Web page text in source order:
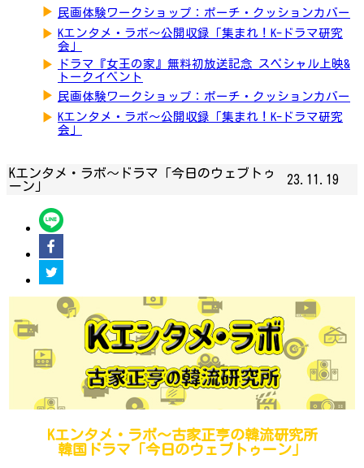
▶ 民画体験ワークショップ：ポーチ・クッションカバー
▶ Kエンタメ・ラボ～公開収録「集まれ！K-ドラマ研究
会」
▶
ドラマ『女王の家』無料初放送記念 スペシャル上映&
トークイベント
▶ 民画体験ワークショップ：ポーチ・クッションカバー
▶ Kエンタメ・ラボ～公開収録「集まれ！K-ドラマ研究
会」
Kエンタメ・ラボ～ドラマ「今日のウェブトゥ
ーン」
23.11.19
Kエンタメ・ラボ～古家正亨の韓流研究所
韓国ドラマ「今日のウェブトゥーン」